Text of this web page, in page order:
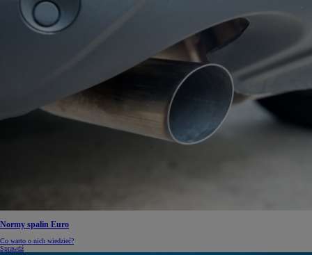
Normy spalin Euro
Co warto o nich wiedzieć?
Sprawdź